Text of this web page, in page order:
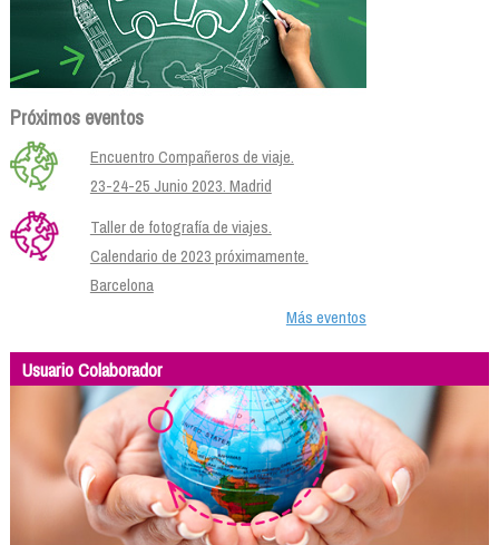
Próximos eventos
Encuentro Compañeros de viaje.
23-24-25 Junio 2023. Madrid
Taller de fotografía de viajes.
Calendario de 2023 próximamente.
Barcelona
Más eventos
Usuario Colaborador